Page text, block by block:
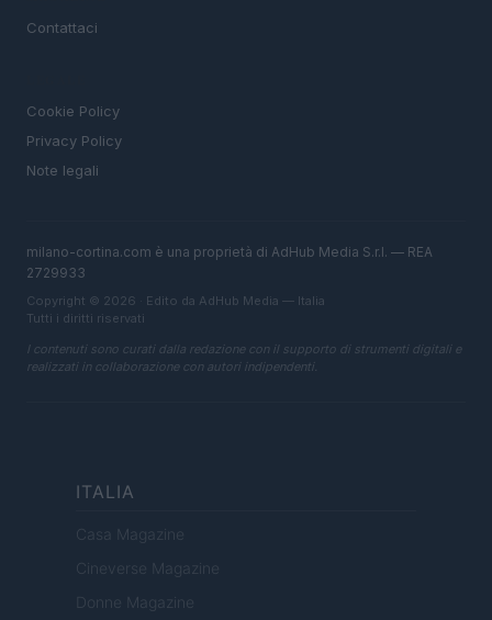
Contattaci
Cookie Policy
Privacy Policy
Note legali
milano-cortina.com è una proprietà di AdHub Media S.r.l. — REA
2729933
Copyright © 2026 · Edito da AdHub Media — Italia
Tutti i diritti riservati
I contenuti sono curati dalla redazione con il supporto di strumenti digitali e
realizzati in collaborazione con autori indipendenti.
ITALIA
Casa Magazine
Cineverse Magazine
Donne Magazine